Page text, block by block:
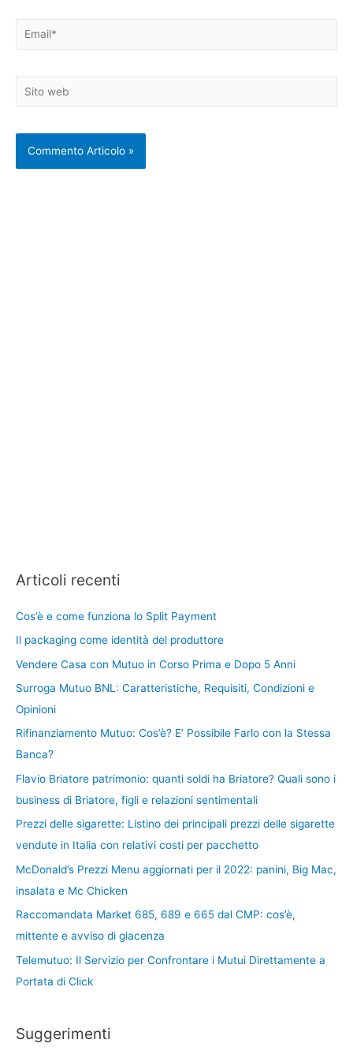
Email*
Sito
Articoli recenti
Cos’è e come funziona lo Split Payment
Il packaging come identità del produttore
Vendere Casa con Mutuo in Corso Prima e Dopo 5 Anni
Surroga Mutuo BNL: Caratteristiche, Requisiti, Condizioni e
Opinioni
Rifinanziamento Mutuo: Cos’è? E’ Possibile Farlo con la Stessa
Banca?
Flavio Briatore patrimonio: quanti soldi ha Briatore? Quali sono i
business di Briatore, figli e relazioni sentimentali
Prezzi delle sigarette: Listino dei principali prezzi delle sigarette
vendute in Italia con relativi costi per pacchetto
McDonald’s Prezzi Menu aggiornati per il 2022: panini, Big Mac,
insalata e Mc Chicken
Raccomandata Market 685, 689 e 665 dal CMP: cos’è,
mittente e avviso di giacenza
Telemutuo: Il Servizio per Confrontare i Mutui Direttamente a
Portata di Click
Suggerimenti